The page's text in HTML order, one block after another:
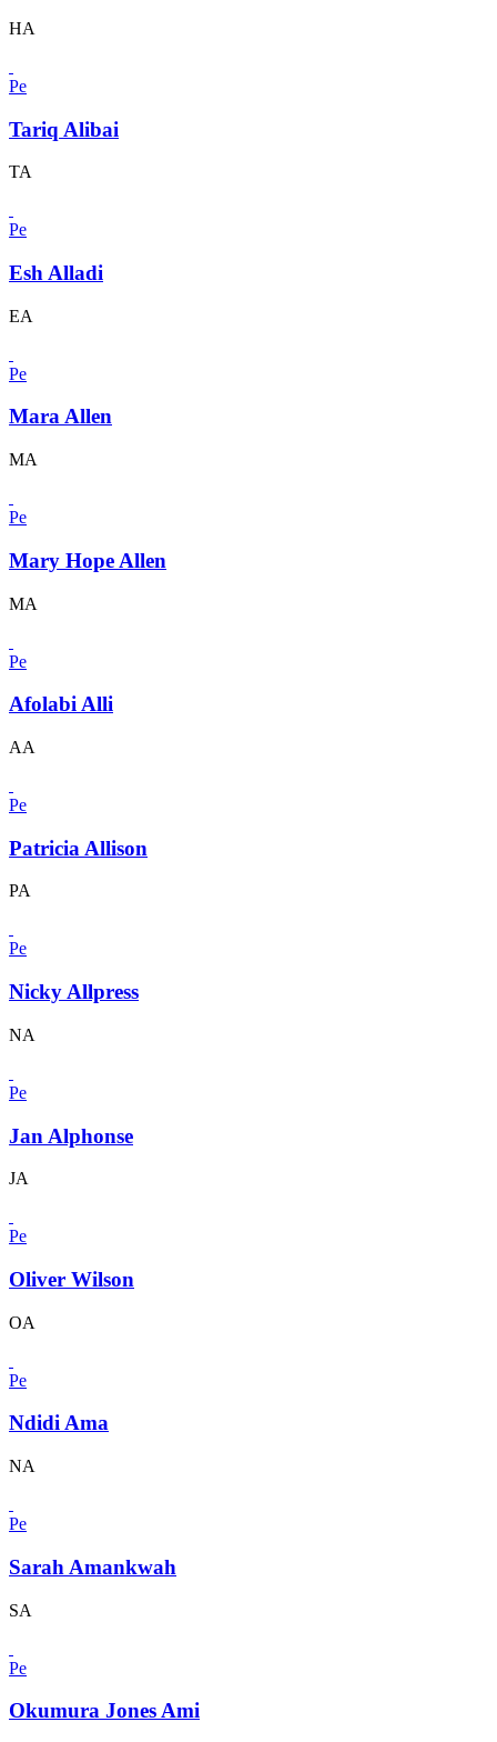
HA
Pe
Tariq Alibai
TA
Pe
Esh Alladi
EA
Pe
Mara Allen
MA
Pe
Mary Hope Allen
MA
Pe
Afolabi Alli
AA
Pe
Patricia Allison
PA
Pe
Nicky Allpress
NA
Pe
Jan Alphonse
JA
Pe
Oliver Wilson
OA
Pe
Ndidi Ama
NA
Pe
Sarah Amankwah
SA
Pe
Okumura Jones Ami